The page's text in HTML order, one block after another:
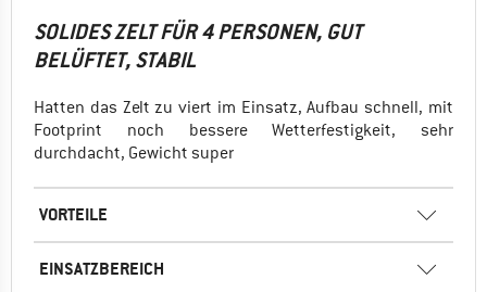
SOLIDES ZELT FÜR 4 PERSONEN, GUT
BELÜFTET, STABIL
Hatten das Zelt zu viert im Einsatz, Aufbau schnell, mit
Footprint noch bessere Wetterfestigkeit, sehr
durchdacht, Gewicht super
VORTEILE
EINSATZBEREICH